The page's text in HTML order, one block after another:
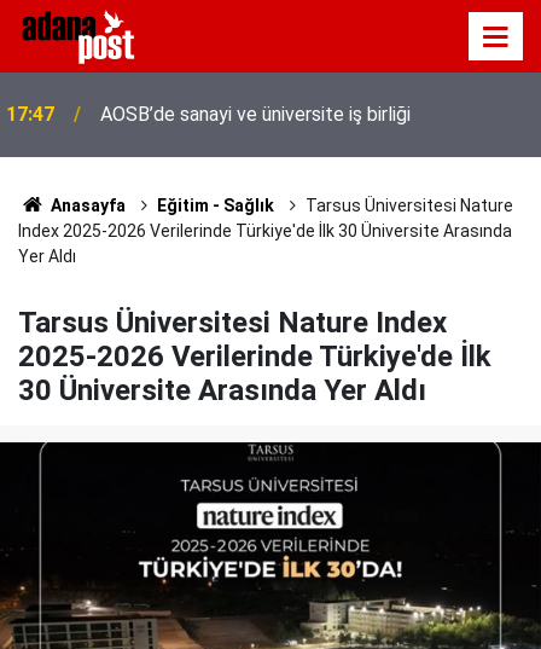
17:47 AOSB’de sanayi ve üniversite iş birliği
Anasayfa Eğitim - Sağlık
Tarsus Üniversitesi Nature
Index 2025-2026 Verilerinde Türkiye'de İlk 30 Üniversite Arasında
Yer Aldı
Tarsus Üniversitesi Nature Index
2025-2026 Verilerinde Türkiye'de İlk
30 Üniversite Arasında Yer Aldı